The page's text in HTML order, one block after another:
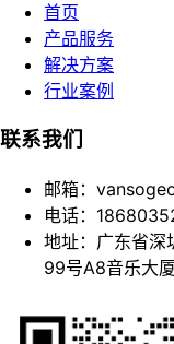
首页
产品服务
解决方案
行业案例
联系我们
邮箱：
电话：
地址：广东省深
99号A8音乐大